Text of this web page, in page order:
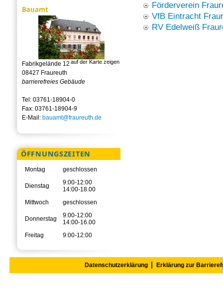
Förderverein
VfB Eintracht
RV Edelweiß
Bauamt
auf der Karte zeigen
Fabrikgelände 12
08427 Fraureuth
barrierefreies Gebäude
Tel: 03761-18904-0
Fax: 03761-18904-9
E-Mail: bauamt@fraureuth.de
ÖFFNUNGSZEITEN
Montag geschlossen
Dienstag
9:00-12:00
14:00-18.00
Mittwoch
geschlossen
Donnerstag
9:00-12:00
14:00-16.00
Freitag
9:00-12:00
Datenschutzerklärung Erklärung zur